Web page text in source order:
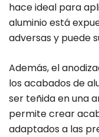
hace ideal para
aluminio está
adversas y puede
Además, el
los acabados de
ser teñida en una
permite crear
adaptados a las